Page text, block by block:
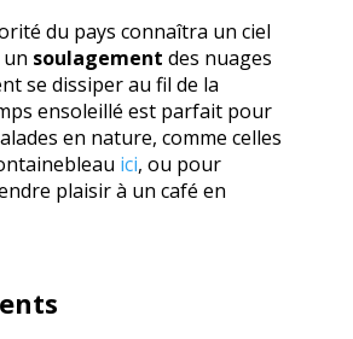
du pays connaîtra un ciel
soulagement des nuages
se dissiper au fil de la
ensoleillé est parfait pour
en nature, comme celles
ici, ou pour
plaisir à un café en